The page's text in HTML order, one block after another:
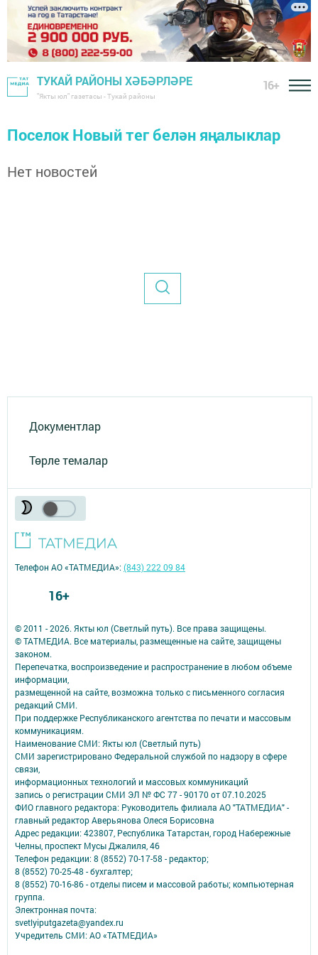
ТУКАЙ РАЙОНЫ ХӘБӘРЛӘРЕ
"Якты юл" газетасы - Тукай районы
16+
Поселок Новый тег белән яңалыклар
Нет новостей
Документлар
Төрле темалар
© 2011 - 2026. Якты юл (Светлый путь). Все права защищены.
© ТАТМЕДИА. Все материалы, размещенные на сайте, защищены
законом.
Перепечатка, воспроизведение и распространение в любом объеме
информации,
размещенной на сайте, возможна только с письменного согласия
редакций СМИ.
При поддержке Республиканского агентства по печати и массовым
коммуникациям.
Наименование СМИ: Якты юл (Светлый путь)
СМИ зарегистрировано Федеральной службой по надзору в сфере
связи,
информационных технологий и массовых коммуникаций
запись о регистрации СМИ ЭЛ № ФС 77 - 90170 от 07.10.2025
ФИО главного редактора: Руководитель филиала АО "ТАТМЕДИА" -
главный редактор Аверьянова Олеся Борисовна
Адрес редакции: 423807, Республика Татарстан, город Набережные
Челны, проспект Мусы Джалиля, 46
Телефон редакции: 8 (8552) 70-17-58 - редактор;
8 (8552) 70-25-48 - бухгалтер;
8 (8552) 70-16-86 - отделы писем и массовой работы; компьютерная
группа.
Электронная почта:
svetlyiputgazeta@yandex.ru
Учредитель СМИ: АО «ТАТМЕДИА»
Телефон АО «ТАТМЕДИА»:(843) 222 09 84
16+